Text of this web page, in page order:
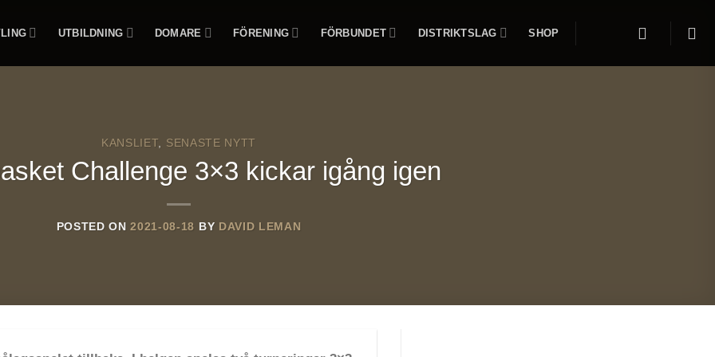
UTBILDNING DOMARE FÖRENING FÖRBUNDET DISTRIKTSLAG SHOP
KANSLIET, SENASTE NYTT
Challenge 3×3 kickar igång igen
POSTED ON2021-08-18 BY DAVID LEMAN